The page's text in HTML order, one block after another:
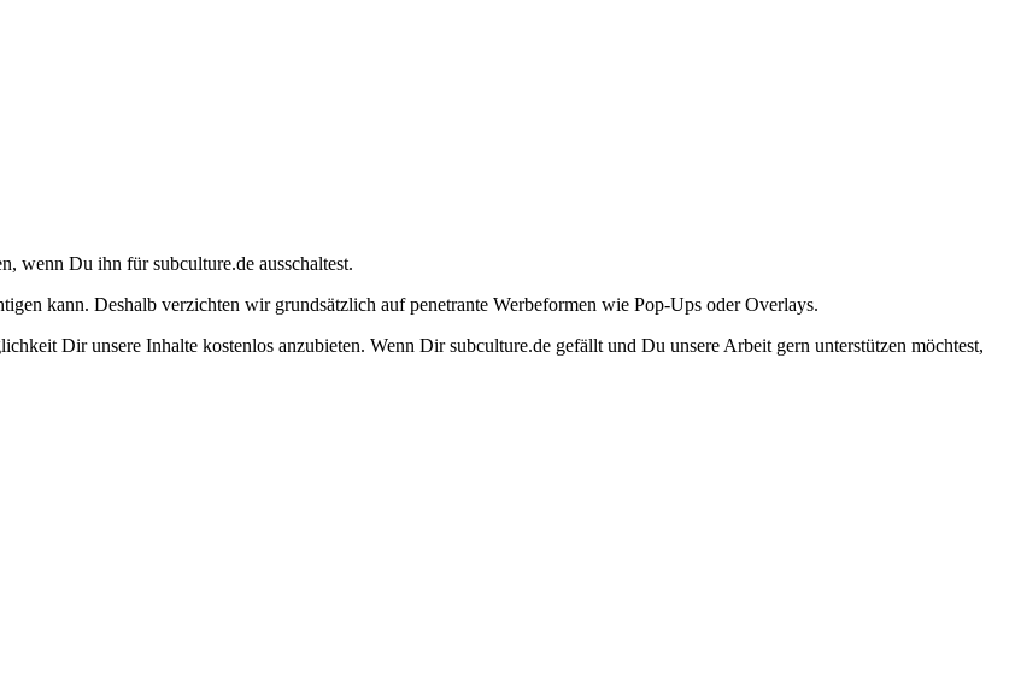
wenn Du ihn für subculture.de ausschaltest.
kann. Deshalb verzichten wir grundsätzlich auf penetrante Werbeformen wie Pop-Ups oder Overlays.
Dir unsere Inhalte kostenlos anzubieten. Wenn Dir subculture.de gefällt und Du unsere Arbeit gern unterstützen möchtest,